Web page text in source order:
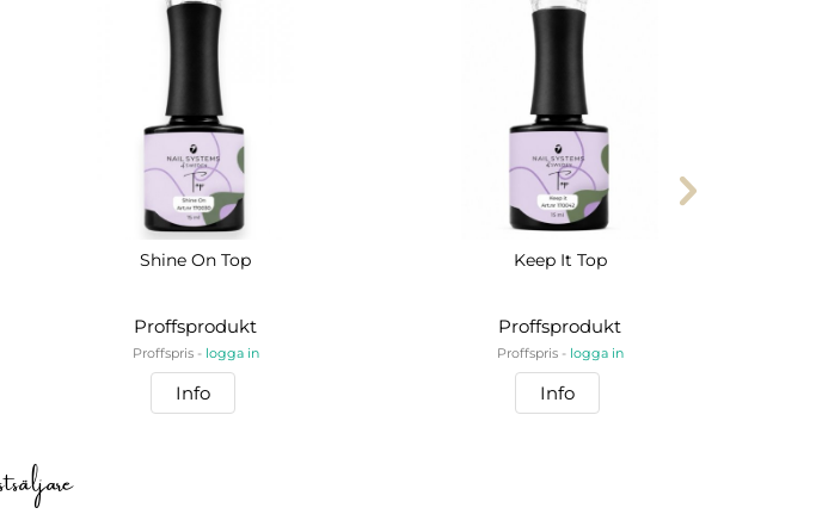
Shine On Top
Proffsprodukt
Proffspris - logga in
Info
Keep It Top
Proffsprodukt
Proffspris - logga in
Info